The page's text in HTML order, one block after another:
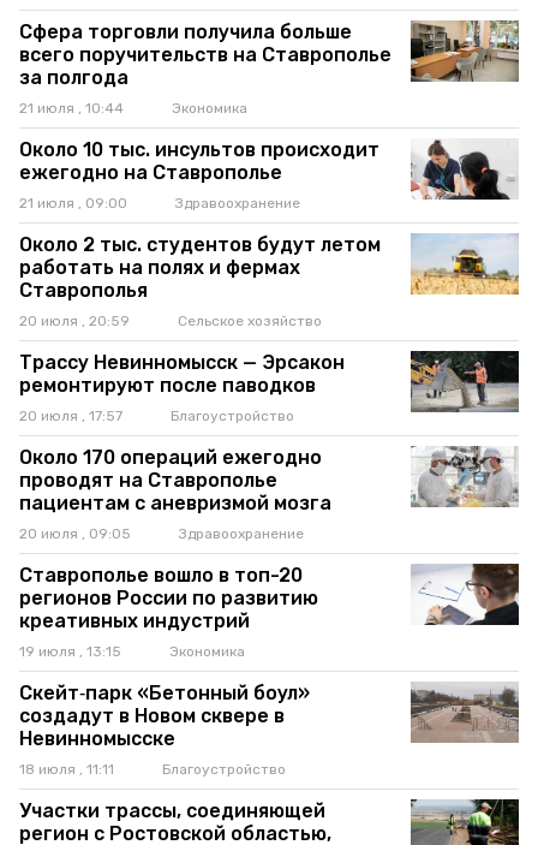
Сфера торговли получила больше
всего поручительств на Ставрополье
за полгода
21 июля , 10:44 Экономика
Около 10 тыс. инсультов происходит
ежегодно на Ставрополье
21 июля , 09:00 Здравоохранение
Около 2 тыс. студентов будут летом
работать на полях и фермах
Ставрополья
20 июля , 20:59 Сельское хозяйство
Трассу Невинномысск — Эрсакон
ремонтируют после паводков
20 июля , 17:57 Благоустройство
Около 170 операций ежегодно
проводят на Ставрополье
пациентам с аневризмой мозга
20 июля , 09:05 Здравоохранение
Ставрополье вошло в топ-20
регионов России по развитию
креативных индустрий
19 июля , 13:15 Экономика
Скейт‑парк «Бетонный боул»
создадут в Новом сквере в
Невинномысске
18 июля , 11:11 Благоустройство
Участки трассы, соединяющей
регион с Ростовской областью,